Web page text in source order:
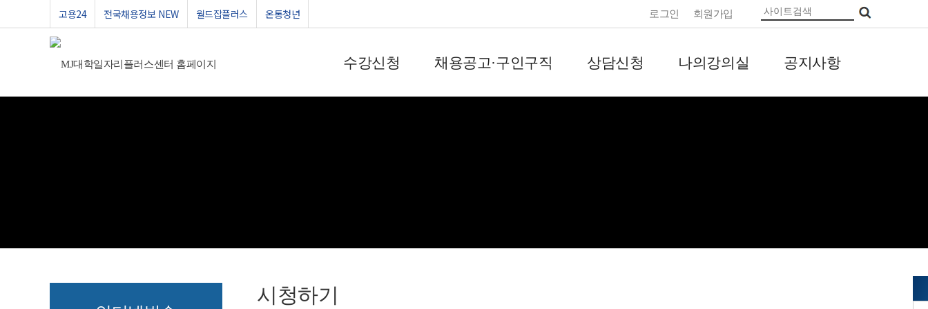
고용24 전국채용정보 NEW 월드잡플러스 온통청년 로그인 회원가입
수강신청 채용공고·구인구직 상담신청 나의강의실 공지사항
시청하기